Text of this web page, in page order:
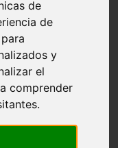
de
de
y
el
comprender